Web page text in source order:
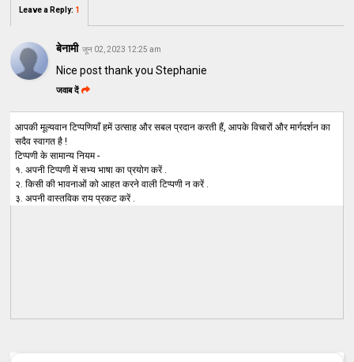
Leave a Reply: 1
बेनामी जून 02, 2023 12:25 am
Nice post thank you Stephanie
जवाब दें
आपकी मूल्यवान टिप्पणियाँ हमें उत्साह और सबल प्रदान करती हैं, आपके विचारों और मार्गदर्शन का
सदैव स्वागत है !
टिप्पणी के सामान्य नियम -
१. अपनी टिप्पणी में सभ्य भाषा का प्रयोग करें .
२. किसी की भावनाओं को आहत करने वाली टिप्पणी न करें .
३. अपनी वास्तविक राय प्रकट करें .